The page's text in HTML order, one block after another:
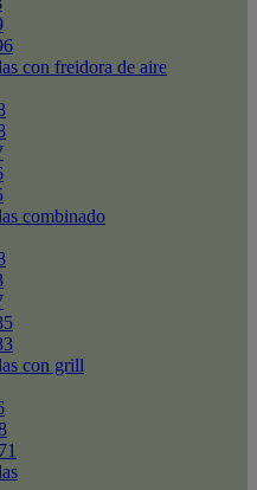
con freidora de aire
combinado
con grill